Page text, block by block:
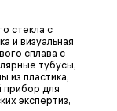
стекла с
и визуальная
сплава с
тубусы,
из пластика,
прибор для
экспертиз,